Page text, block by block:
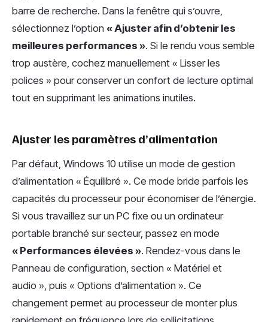
barre de recherche. Dans la fenêtre qui s’ouvre,
sélectionnez l’option « Ajuster afin d’obtenir les
meilleures performances ». Si le rendu vous semble
trop austère, cochez manuellement « Lisser les
polices » pour conserver un confort de lecture optimal
tout en supprimant les animations inutiles.
Ajuster les paramètres d’alimentation
Par défaut, Windows 10 utilise un mode de gestion
d’alimentation « Équilibré ». Ce mode bride parfois les
capacités du processeur pour économiser de l’énergie.
Si vous travaillez sur un PC fixe ou un ordinateur
portable branché sur secteur, passez en mode
« Performances élevées ». Rendez-vous dans le
Panneau de configuration, section « Matériel et
audio », puis « Options d’alimentation ». Ce
changement permet au processeur de monter plus